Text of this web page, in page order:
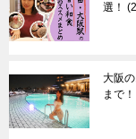
選！
大阪
まで！